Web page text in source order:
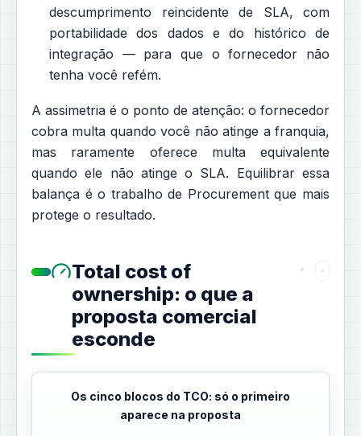
descumprimento reincidente de SLA, com
portabilidade dos dados e do histórico de
integração — para que o fornecedor não
tenha você refém.
A assimetria é o ponto de atenção: o fornecedor
cobra multa quando você não atinge a franquia,
mas raramente oferece multa equivalente
quando ele não atinge o SLA. Equilibrar essa
balança é o trabalho de Procurement que mais
protege o resultado.
Total cost of
ownership: o que a
proposta comercial
esconde
Os cinco blocos do TCO: só o primeiro
aparece na proposta